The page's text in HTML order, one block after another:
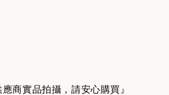
應商實品拍攝，請安心購買』